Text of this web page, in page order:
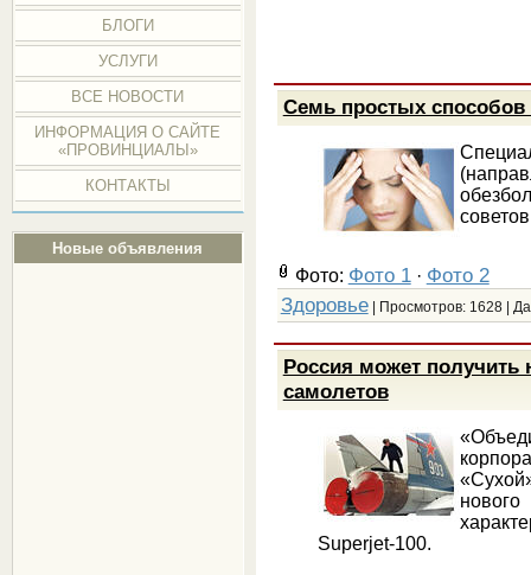
БЛОГИ
УСЛУГИ
ВСЕ НОВОСТИ
ИНФОРМАЦИЯ О САЙТЕ
«ПРОВИНЦИАЛЫ»
КОНТАКТЫ
Новые объявления
Семь простых способов
Фото: Фото 1· Фото 2
Здоровье| Просмотров: 1628 |
Россия может
самолетов
Superjet-100.